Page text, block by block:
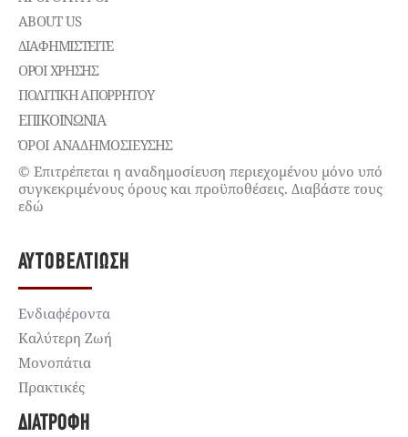
ABOUT US
ΔΙΑΦΗΜΙΣΤΕΊΤΕ
ΌΡΟΙ ΧΡΉΣΗΣ
ΠΟΛΙΤΙΚΉ ΑΠΟΡΡΉΤΟΥ
ΕΠΙΚΟΙΝΩΝΊΑ
ΌΡΟΙ ΑΝΑΔΗΜΟΣΙΕΥΣΗΣ
© Επιτρέπεται η αναδημοσίευση περιεχομένου μόνο υπό
συγκεκριμένους όρους και προϋποθέσεις. Διαβάστε τους
εδώ
ΑΥΤΟΒΕΛΤΊΩΣΗ
Ενδιαφέροντα
Καλύτερη Ζωή
Μονοπάτια
Πρακτικές
ΔΙΑΤΡΟΦΉ